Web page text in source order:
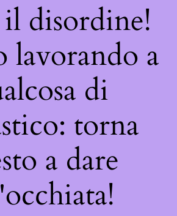
il disordine!
lavorando a
di
torna
a dare